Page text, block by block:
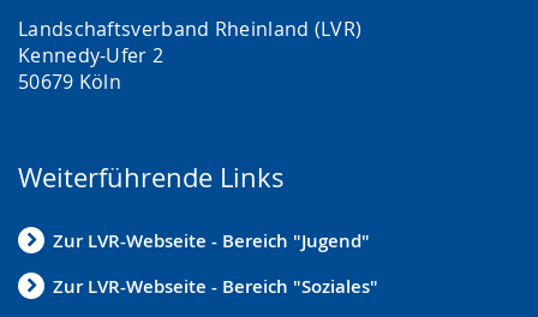
Landschaftsverband Rheinland (LVR)
Kennedy-Ufer 2
50679 Köln
Weiterführende Links
Zur LVR-Webseite - Bereich "Jugend"
Zur LVR-Webseite - Bereich "Soziales"